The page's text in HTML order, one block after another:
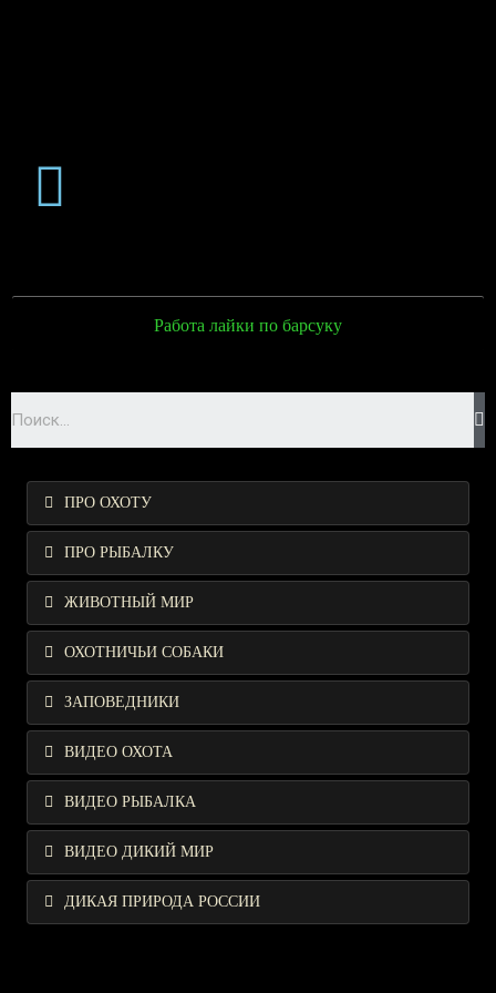
Работа лайки по барсуку
ПРО ОХОТУ
ПРО РЫБАЛКУ
ЖИВОТНЫЙ МИР
ОХОТНИЧЬИ СОБАКИ
ЗАПОВЕДНИКИ
ВИДЕО ОХОТА
ВИДЕО РЫБАЛКА
ВИДЕО ДИКИЙ МИР
ДИКАЯ ПРИРОДА РОССИИ